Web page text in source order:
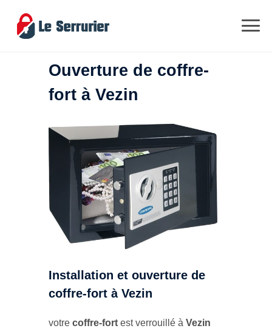
Ouverture de coffre-
fort à Vezin
Installation et ouverture de
coffre-fort à Vezin
votre coffre-fort est verrouillé à Vezin